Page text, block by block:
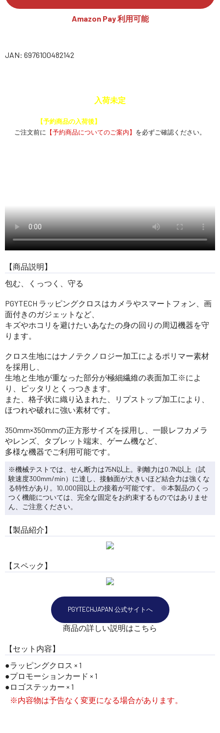
Amazon Pay 利用可能
JAN: 6976100482142
入荷未定
【予約商品の入荷後】
ご注文前に
【予約商品についてのご案内】 を必ずご確認ください。
【商品説明】
包む、くっつく、守る
PGYTECH ラッピングクロスはカメラやスマートフォン、画
面付きのガジェットなど、
キズやホコリを避けたいあなたの身の回りの周辺機器を守
ります。
クロス生地にはナノテクノロジー加工によるポリマー素材
を採用し、
生地と生地が重なった部分が極細繊維の表面加工※によ
り、ピッタリとくっつきます。
また、格子状に織り込まれた、リプストップ加工により、
ほつれや破れに強い素材です。
350mm×350mmの正方形サイズを採用し、一眼レフカメラ
やレンズ、タブレット端末、ゲーム機など、
多様な機器でご利用可能です。
※機械テストでは、せん断力は75N以上。剥離力は0.7N以上（試
験速度300mm/min）に達し、接触面が大きいほど結合力は強くな
る特性があり。10,000回以上の接着が可能です。 ※本製品のくっ
つく機能については、完全な固定をお約束するものではありませ
ん、ご注意ください。
【製品紹介】
【スペック】
PGYTECHJAPAN 公式サイトへ
商品の詳しい説明はこちら
【セット内容】
ラッピングクロス × 1
プロモーションカード × 1
ロゴステッカー × 1
※内容物は予告なく変更になる場合があります。